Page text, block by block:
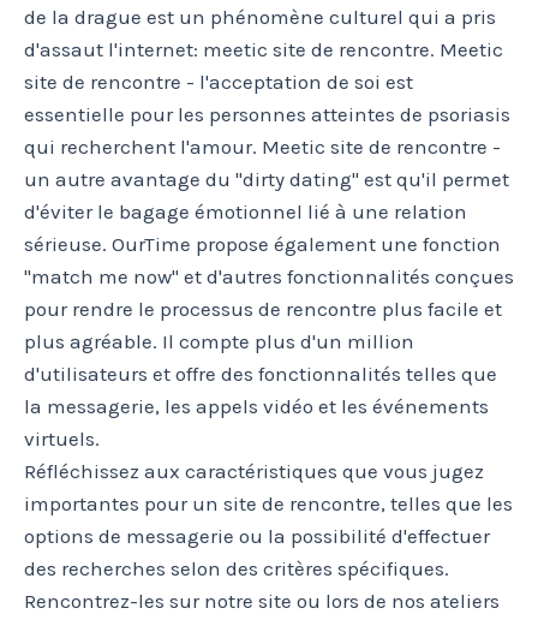
de la drague est un phénomène culturel qui a pris
d'assaut l'internet: meetic site de rencontre. Meetic
site de rencontre - l'acceptation de soi est
essentielle pour les personnes atteintes de psoriasis
qui recherchent l'amour. Meetic site de rencontre -
un autre avantage du "dirty dating" est qu'il permet
d'éviter le bagage émotionnel lié à une relation
sérieuse. OurTime propose également une fonction
"match me now" et d'autres fonctionnalités conçues
pour rendre le processus de rencontre plus facile et
plus agréable. Il compte plus d'un million
d'utilisateurs et offre des fonctionnalités telles que
la messagerie, les appels vidéo et les événements
virtuels.
Réfléchissez aux caractéristiques que vous jugez
importantes pour un site de rencontre, telles que les
options de messagerie ou la possibilité d'effectuer
des recherches selon des critères spécifiques.
Rencontrez-les sur notre site ou lors de nos ateliers